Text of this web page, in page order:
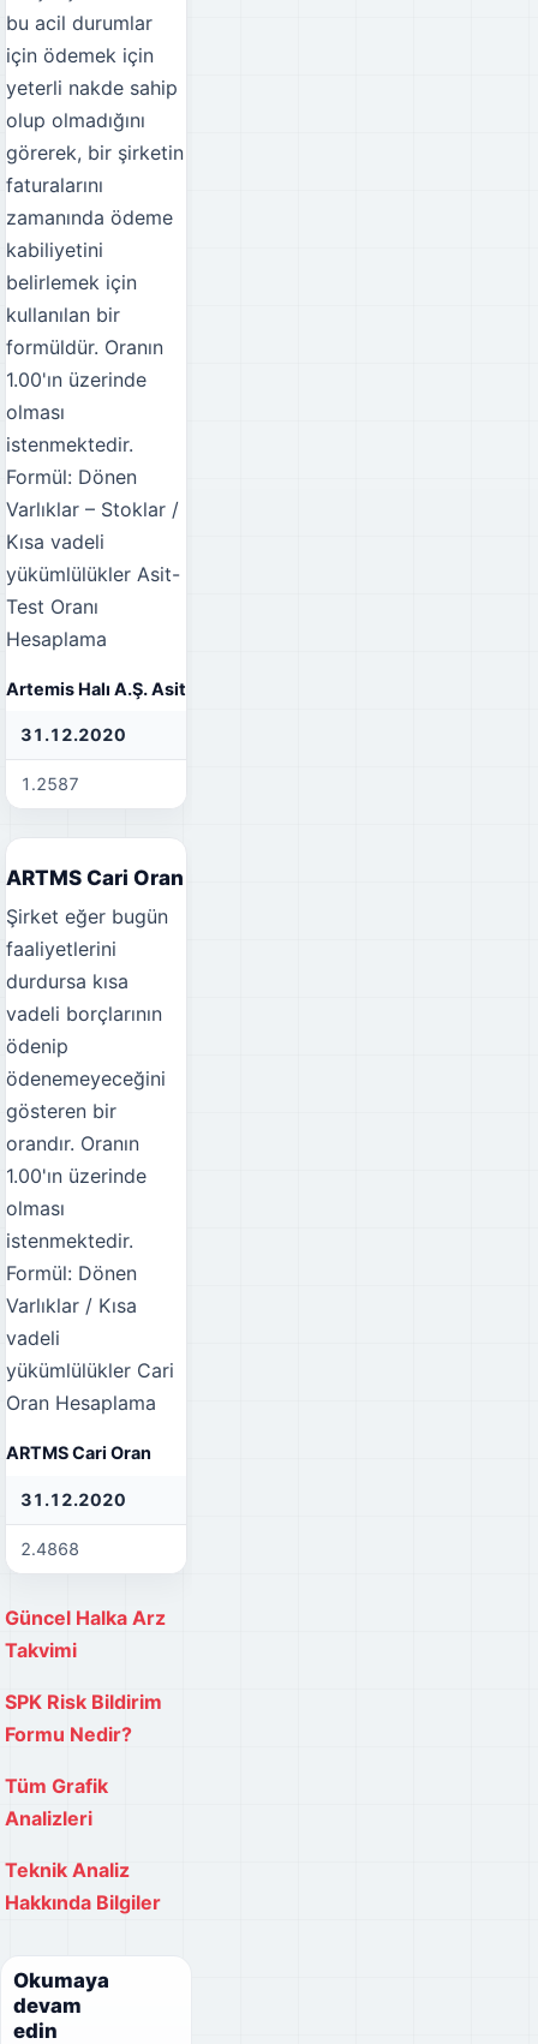
bu acil durumlar
için ödemek için
yeterli nakde sahip
olup olmadığını
görerek, bir şirketin
faturalarını
zamanında ödeme
kabiliyetini
belirlemek için
kullanılan bir
formüldür. Oranın
1.00'ın üzerinde
olması
istenmektedir.
Formül: Dönen
Varlıklar – Stoklar /
Kısa vadeli
yükümlülükler Asit-
Test Oranı
Hesaplama
Artemis Halı A.Ş. Asit-Test Oranı
31.12.2020
1.2587
ARTMS Cari Oran
Şirket eğer bugün
faaliyetlerini
durdursa kısa
vadeli borçlarının
ödenip
ödenemeyeceğini
gösteren bir
orandır. Oranın
1.00'ın üzerinde
olması
istenmektedir.
Formül: Dönen
Varlıklar / Kısa
vadeli
yükümlülükler Cari
Oran Hesaplama
ARTMS Cari Oran
31.12.2020
2.4868
Güncel Halka Arz
Takvimi
SPK Risk Bildirim
Formu Nedir?
Tüm Grafik
Analizleri
Teknik Analiz
Hakkında Bilgiler
Okumaya
devam
edin